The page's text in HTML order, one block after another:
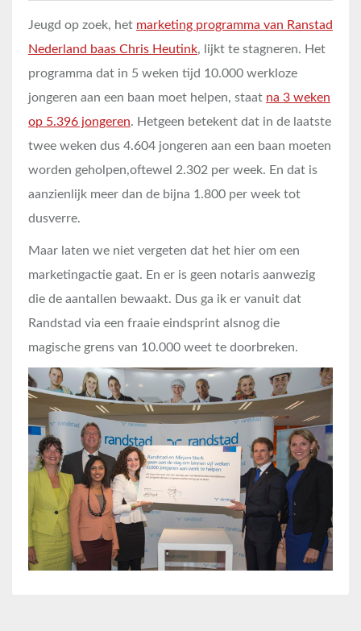
Jeugd op zoek, het marketing programma van Ranstad
Nederland baas Chris Heutink, lijkt te stagneren. Het
programma dat in 5 weken tijd 10.000 werkloze
jongeren aan een baan moet helpen, staat na 3 weken
op 5.396 jongeren. Hetgeen betekent dat in de laatste
twee weken dus 4.604 jongeren aan een baan moeten
worden geholpen,oftewel 2.302 per week. En dat is
aanzienlijk meer dan de bijna 1.800 per week tot
dusverre.
Maar laten we niet vergeten dat het hier om een
marketingactie gaat. En er is geen notaris aanwezig
die de aantallen bewaakt. Dus ga ik er vanuit dat
Randstad via een fraaie eindsprint alsnog die
magische grens van 10.000 weet te doorbreken.